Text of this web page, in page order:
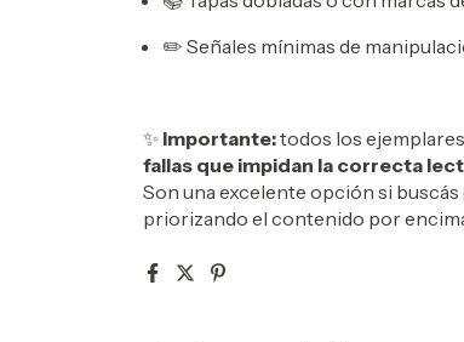
✏️ Señales mínimas de
✨ Importante:todos los
fallas que impidan la correcta
Son una excelente opción si
priorizando el contenido por